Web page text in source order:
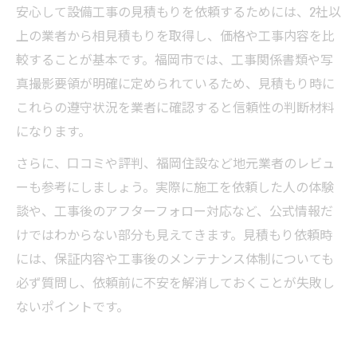
明朗会計を実現する業者選定方法
設備工事で明朗会計を実現する選び方
設備工事費用内訳の確認ポイントとは
設備工事の追加費用を防ぐチェック方法
設備工事の信頼業者で安心明朗会計に
設備工事で見積もり内容を詳しく比較する
口コミや評判で業者をしっかり見極め
設備工事の口コミを活用した業者選びのコ
ツ
設備工事業者の評判を信頼性の指標にする
設備工事のレビューや体験談を参考に判断
安心して設備工事の見積もりを依頼するためには、2社以
上の業者から相見積もりを取得し、価格や工事内容を比
較することが基本です。福岡市では、工事関係書類や写
真撮影要領が明確に定められているため、見積もり時に
これらの遵守状況を業者に確認すると信頼性の判断材料
になります。
さらに、口コミや評判、福岡住設など地元業者のレビュ
ーも参考にしましょう。実際に施工を依頼した人の体験
談や、工事後のアフターフォロー対応など、公式情報だ
けではわからない部分も見えてきます。見積もり依頼時
には、保証内容や工事後のメンテナンス体制についても
必ず質問し、依頼前に不安を解消しておくことが失敗し
ないポイントです。